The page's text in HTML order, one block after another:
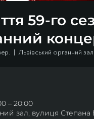
59-го
  |
Львівський органний зал
– 20:00
зал, вулиця Степана